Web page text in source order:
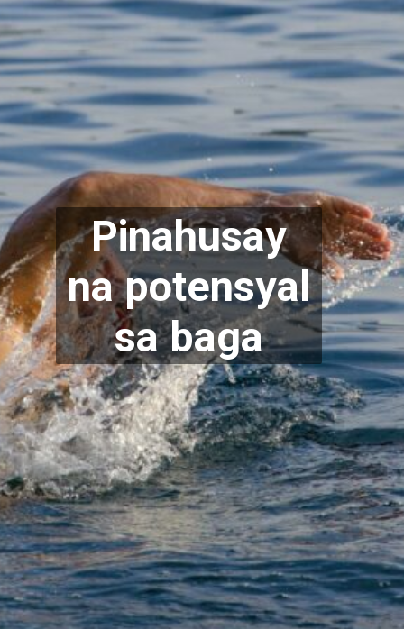
Pinahusay
na potensyal
sa baga